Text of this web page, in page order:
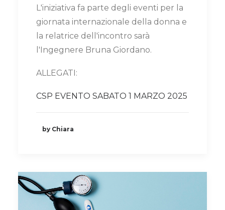
L'iniziativa fa parte degli eventi per la
giornata internazionale della donna e
la relatrice dell'incontro sarà
l'Ingegnere Bruna Giordano.
ALLEGATI:
CSP EVENTO SABATO 1 MARZO 2025
by Chiara